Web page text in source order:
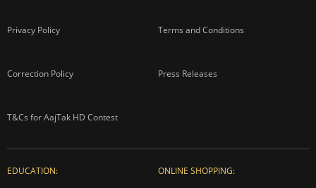
Privacy Policy Terms and Conditions
Correction Policy Press Releases
T&Cs for AajTak HD Contest
EDUCATION: ONLINE SHOPPING: